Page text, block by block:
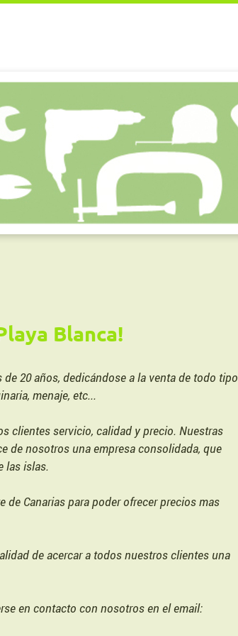
Blanca!
20 años, dedicándose a la venta de todo tipo
menaje, etc...
clientes servicio, calidad y precio. Nuestras
de nosotros una empresa consolidada, que
las islas.
de Canarias para poder ofrecer precios mas
de acercar a todos nuestros clientes una
en contacto con nosotros en el email: